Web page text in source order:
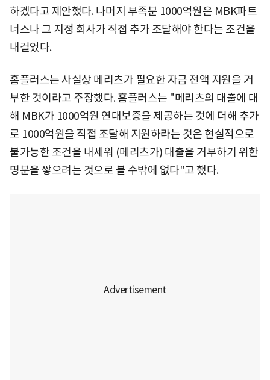
하겠다고 제안했다. 나머지 부족분 1000억원은 MBK파트
너스나 그 지정 회사가 직접 추가 조달해야 한다는 조건을
내걸었다.
홈플러스는 사실상 메리츠가 필요한 자금 전액 지원을 거
부한 것이라고 주장했다. 홈플러스는 "메리츠의 대출에 대
해 MBK가 1000억원 연대보증을 제공하는 것에 더해 추가
로 1000억원을 직접 조달해 지원하라는 것은 현실적으로
불가능한 조건을 내세워 (메리츠가) 대출을 거부하기 위한
명분을 쌓으려는 것으로 볼 수밖에 없다"고 했다.